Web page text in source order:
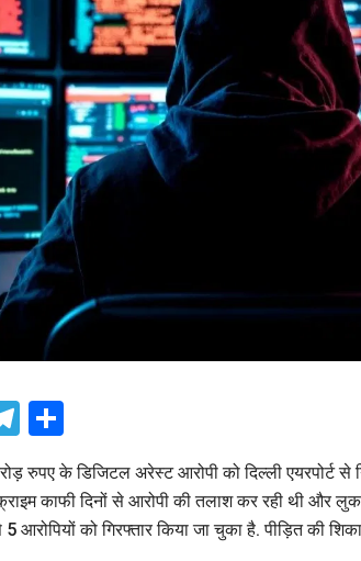
Telegram
रुपए के डिजिटल अरेस्ट आरोपी को दिल्ली एयरपोर्ट से
काफी दिनों से आरोपी की तलाश कर रही थी और
आरोपियों को गिरफ्तार किया जा चुका है. पीड़ित की